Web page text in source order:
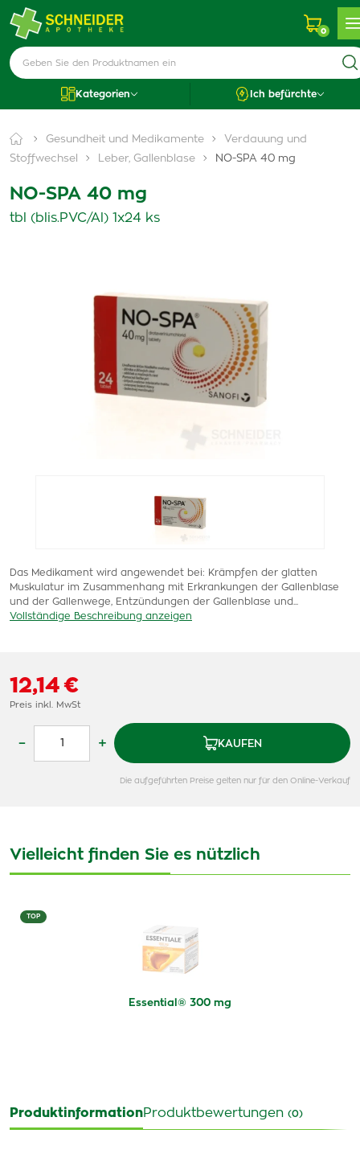
0
Kategorien Ich befürchte
Gesundheit und Medikamente
Verdauung und
Stoffwechsel
Leber, Gallenblase NO-SPA 40 mg
NO-SPA 40 mg
tbl (blis.PVC/Al) 1x24 ks
Das Medikament wird angewendet bei: Krämpfen der glatten
Muskulatur im Zusammenhang mit Erkrankungen der Gallenblase
und der Gallenwege, Entzündungen der Gallenblase und...
Vollständige Beschreibung anzeigen
12,14 €
Preis inkl. MwSt
– + KAUFEN
Die aufgeführten Preise gelten nur für den Online-Verkauf
Vielleicht finden Sie es nützlich
TOP
Essential® 300 mg
ProduktinformationProduktbewertungen (0)